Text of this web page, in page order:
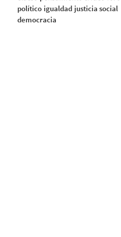
político igualdad justicia social
democracia